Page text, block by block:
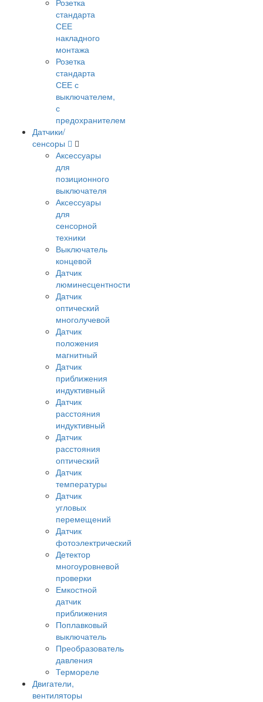
Розетка
стандарта
СЕЕ
накладного
монтажа
Розетка
стандарта
СЕЕ с
выключателем,
с
предохранителем
Датчики/
сенсоры
Аксессуары
для
позиционного
выключателя
Аксессуары
для
сенсорной
техники
Выключатель
концевой
Датчик
люминесцентности
Датчик
оптический
многолучевой
Датчик
положения
магнитный
Датчик
приближения
индуктивный
Датчик
расстояния
индуктивный
Датчик
расстояния
оптический
Датчик
температуры
Датчик
угловых
перемещений
Датчик
фотоэлектрический
Детектор
многоуровневой
проверки
Емкостной
датчик
приближения
Поплавковый
выключатель
Преобразователь
давления
Термореле
Двигатели,
вентиляторы